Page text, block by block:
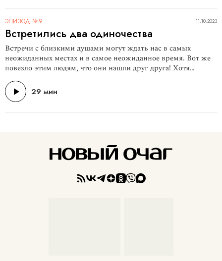
и гэгмен Олег Козырев.
ЭПИЗОД №9 11.10.2023
Встретились два одиночества
Встречи с близкими душами могут ждать нас в самых
неожиданных местах и в самое неожиданное время. Вот же
повезло этим людям, что они нашли друг друга! Хотя
обстоятельства вроде бы совсем не располагали... В гостях у
ведущих подкаста «Обними меня, пожалуйста» —
писательница, журналистка, основательница клуба
29 мин